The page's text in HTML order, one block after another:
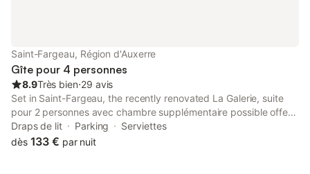
Saint-Fargeau, Région d'Auxerre
Gîte pour 4 personnes
8.9Très bien⋅29 avis
Set in Saint-Fargeau, the recently renovated La Galerie, suite
pour 2 personnes avec chambre supplémentaire possible offers
accommodation 42 km from Chateau de Gien and 44 km from
Auxerre Clock Tower.
Draps de lit Parking
Serviettes
dès 133 € par nuit